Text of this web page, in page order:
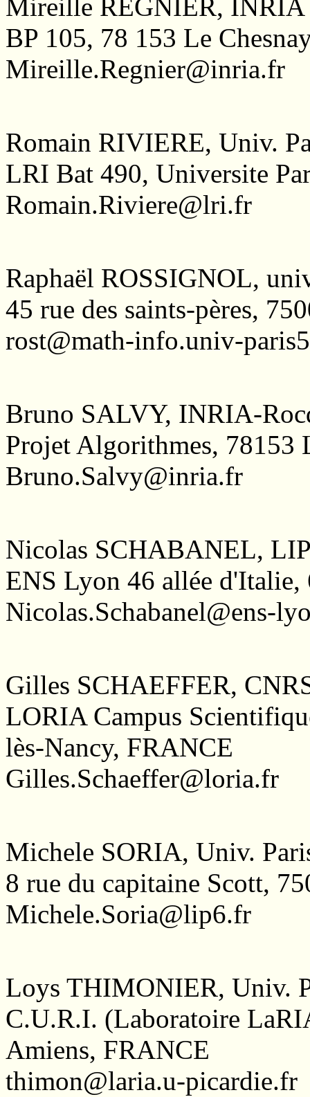
Mireille REGNIER, INRIA
BP 105, 78 153 Le
Mireille.Regnier@inria.fr
Romain RIVIERE, Univ.
LRI Bat 490, Universite
Romain.Riviere@lri.fr
Raphaël ROSSIGNOL,
45 rue des saints-pères,
rost@math-info.univ-
Bruno SALVY, INRIA-
Projet Algorithmes, 78153
Bruno.Salvy@inria.fr
Nicolas SCHABANEL,
ENS Lyon 46 allée
Nicolas.Schabanel@ens-
Gilles SCHAEFFER,
LORIA Campus
lès-Nancy, FRANCE
Gilles.Schaeffer@loria.fr
Michele SORIA, Univ.
8 rue du capitaine Scott,
Michele.Soria@lip6.fr
Loys THIMONIER, Univ.
C.U.R.I. (Laboratoire
Amiens, FRANCE
thimon@laria.u-picardie.fr